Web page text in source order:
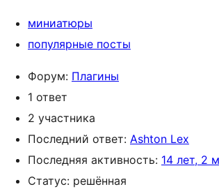
миниатюры
популярные посты
Форум: Плагины
1 ответ
2 участника
Последний ответ: Ashton Lex
Последняя активность: 14 лет, 2
Статус: решённая